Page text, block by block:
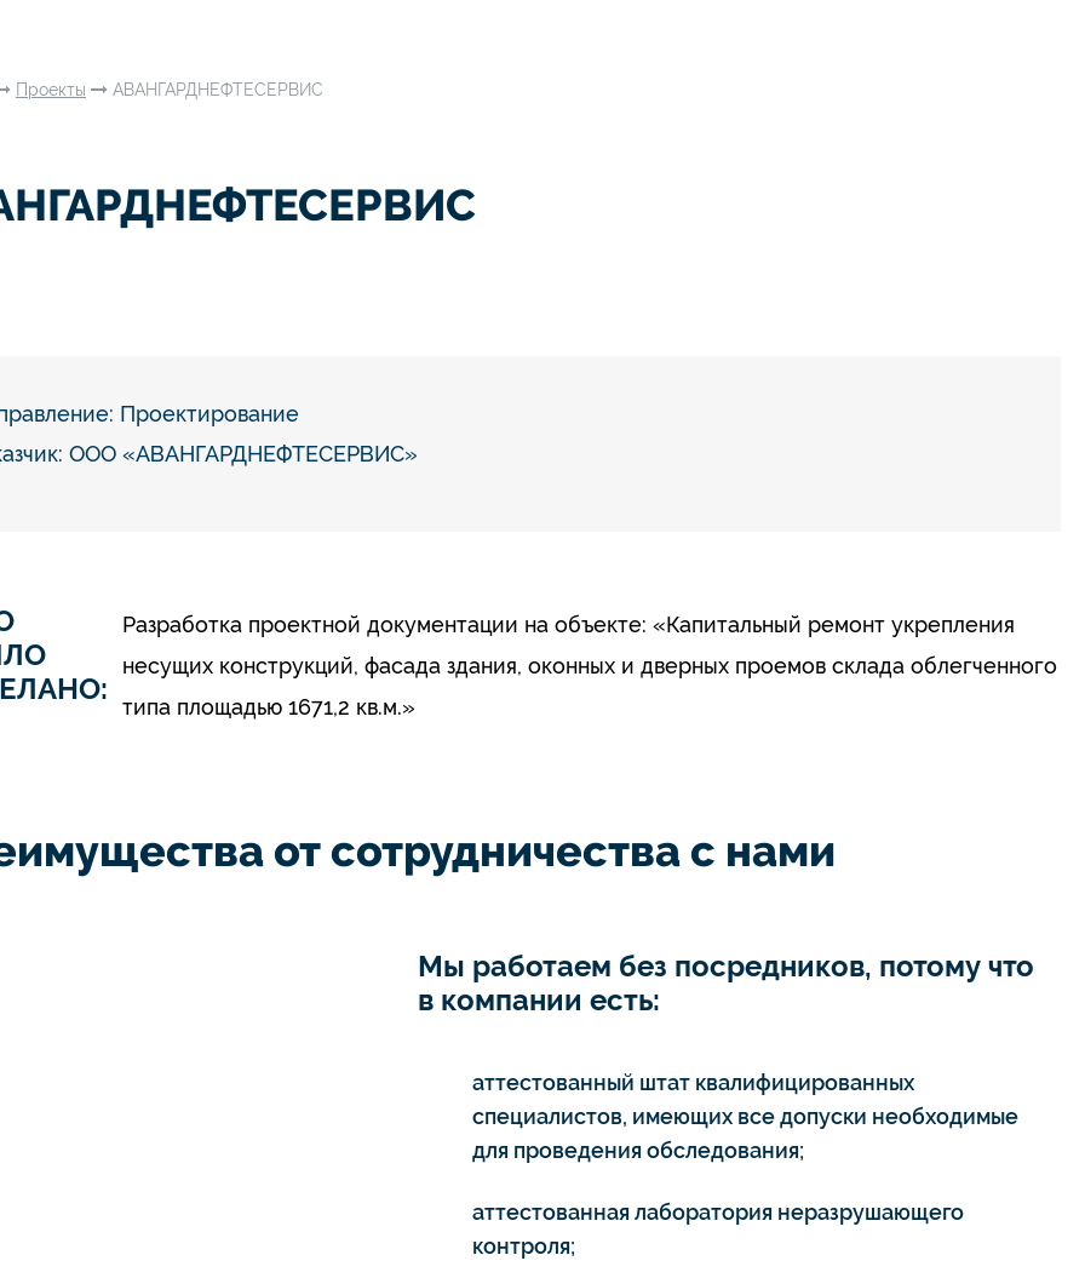
Проекты АВАНГАРДНЕФТЕСЕРВИС
Проектирование
ООО «АВАНГАРДНЕФТЕСЕРВИС»
Разработка проектной документации на объекте: «Капитальный ремонт укрепления
несущих конструкций, фасада здания, оконных и дверных проемов склада облегченного
типа площадью 1671,2 кв.м.»
от сотрудничества с нами
Мы работаем без посредников, потому что
в компании есть:
аттестованный штат квалифицированных
специалистов, имеющих все допуски необходимые
для проведения обследования;
аттестованная лаборатория неразрушающего
контроля;